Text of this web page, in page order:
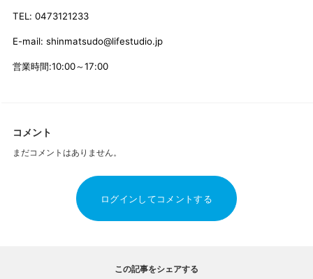
TEL: 0473121233
E-mail: shinmatsudo@lifestudio.jp
営業時間:10:00～17:00
コメント
まだコメントはありません。
ログインしてコメントする
この記事をシェアする